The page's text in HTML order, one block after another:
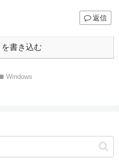
返信
書き込む
Windows